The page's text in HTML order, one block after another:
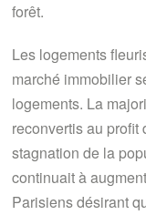
forêt.
Les logements
marché immobilier
logements. La
reconvertis au profit
stagnation de la
continuait à
Parisiens désirant